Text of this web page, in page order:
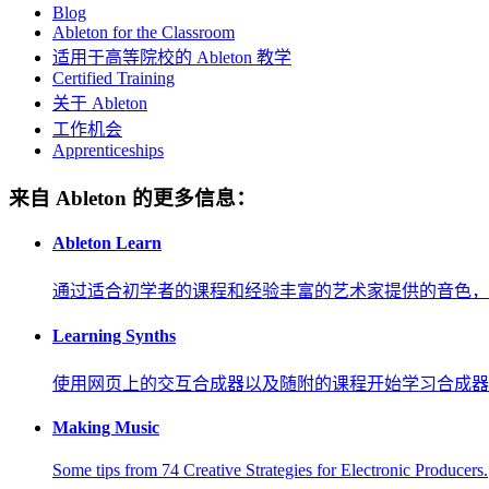
Blog
Ableton for the Classroom
适用于高等院校的 Ableton 教学
Certified Training
关于 Ableton
工作机会
Apprenticeships
来自 Ableton 的更多信息：
Ableton Learn
通过适合初学者的课程和经验丰富的艺术家提供的音色，
Learning Synths
使用网页上的交互合成器以及随附的课程开始学习合成器
Making Music
Some tips from 74 Creative Strategies for Electronic Producers.